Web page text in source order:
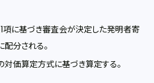
に基づき審査会が決定した発明者寄
分される。
価算定方式に基づき算定する。